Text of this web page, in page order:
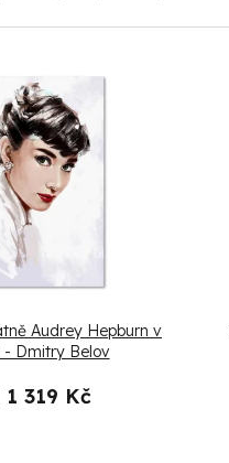
Audrey Hepburn v
- Dmitry Belov
1 319 Kč